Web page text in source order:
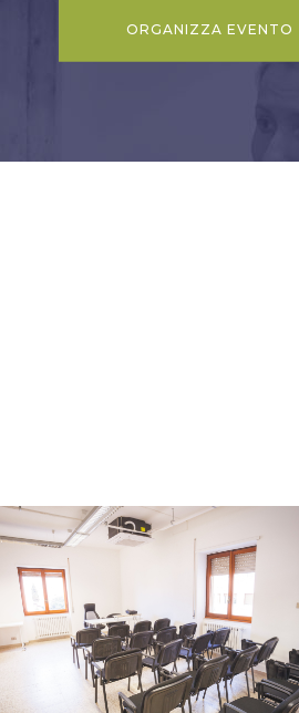
ORGANIZZA EVENTO